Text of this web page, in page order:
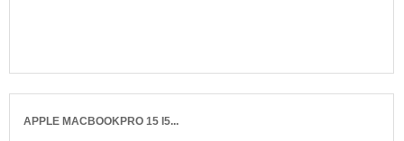
APPLE MACBOOKPRO 15 I5...